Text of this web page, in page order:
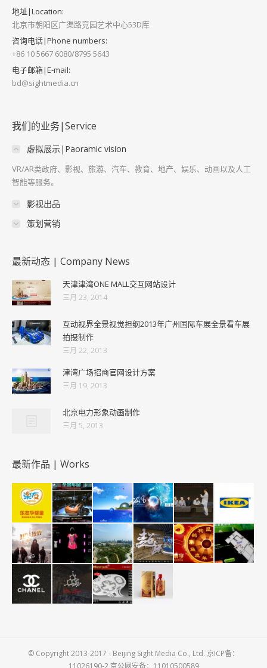
地址|Location:
北京市朝阳区广渠路竞园艺术中心53D库
咨询电话|Phone numbers:
+86 10 5667 6080/8795 5643
电子邮箱|E-mail:
bd@sightmedia.cn
我们的业务|Service
虚拟展示|Paoramic vision
VR/AR类政府、影视、旅游、汽车、教育、地产、娱乐、动画以及人工
智能等服务。
影视出品
策划营销
最新动态 | Company News
天津津湾ONE MALL交互网站设计
三月 23, 2014
互动视界全景视觉担纲2013年广州国际车展全景看车展
拍摄制作
三月 22, 2013
津湾广场招商官网设计方案
三月 19, 2013
北京电力形象动画制作
三月 5, 2013
最新作品 | Works
© Copyright 2013-2017 - Beijing Sight Media Co., Ltd. 京ICP备：
11026190-2 京公网安备：11010500589